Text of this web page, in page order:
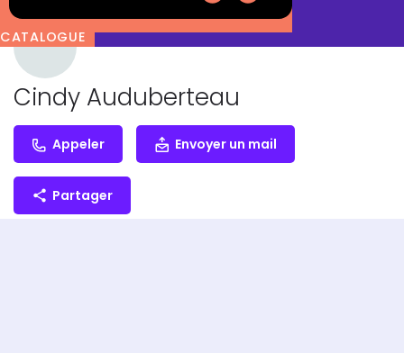
CATALOGUE
Cindy Auduberteau
Appeler Envoyer un mail
Partager